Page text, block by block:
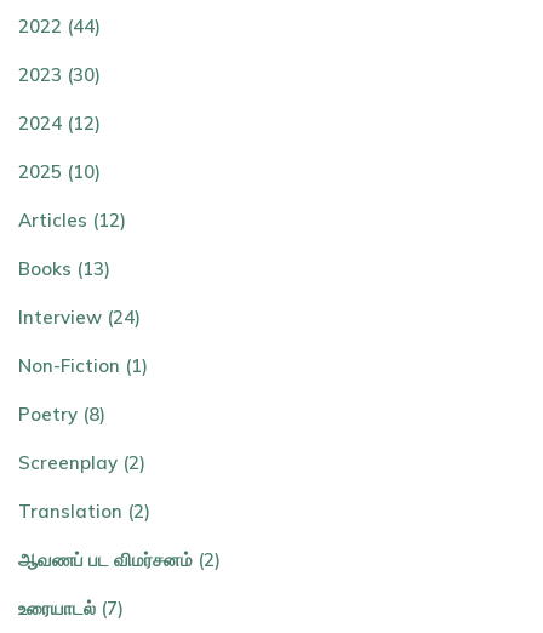
2022 (44)
2023 (30)
2024 (12)
2025 (10)
Articles (12)
Books (13)
Interview (24)
Non-Fiction (1)
Poetry (8)
Screenplay (2)
Translation (2)
ஆவணப் பட விமர்சனம் (2)
உரையாடல் (7)